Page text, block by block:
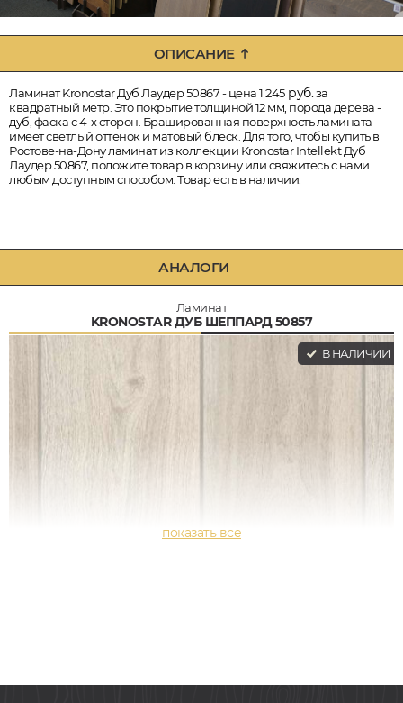
ОПИСАНИЕ
Ламинат Kronostar Дуб Лаудер 50867 - цена 1 245руб.за
квадратный метр. Это покрытие толщиной 12 мм, порода дерева -
дуб, фаска с 4-х сторон. Брашированная поверхность ламината
имеет светлый оттенок и матовый блеск. Для того, чтобы купить в
Ростове-на-Дону ламинат из коллекции Kronostar Intellekt Дуб
Лаудер 50867, положите товар в корзину или свяжитесь с нами
любым доступным способом. Товар есть в наличии.
АНАЛОГИ
Ламинат
KRONOSTAR ДУБ ШЕППАРД 50857
В НАЛИЧИИ